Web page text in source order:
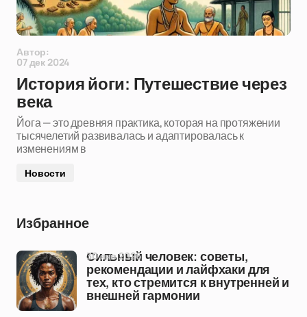
Автор:
07 дек 2024
История йоги: Путешествие через
века
Йога — это древняя практика, которая на протяжении
тысячелетий развивалась и адаптировалась к
изменениям в
Новости
Избранное
Сильный человек: советы,
рекомендации и лайфхаки для
тех, кто стремится к внутренней и
внешней гармонии
30 янв 2026